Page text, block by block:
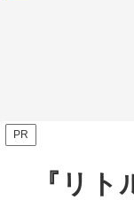
PR
『リ